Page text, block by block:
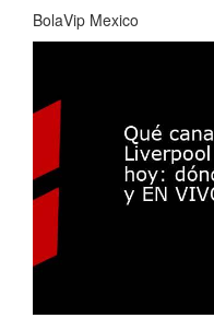
BolaVip Mexico